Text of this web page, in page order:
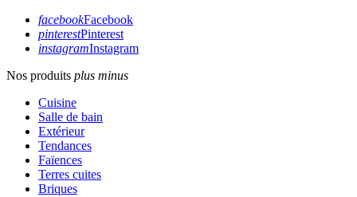
facebookFacebook
pinterestPinterest
instagramInstagram
Nos produits plus minus
Cuisine
Salle de bain
Extérieur
Tendances
Faïences
Terres cuites
Briques